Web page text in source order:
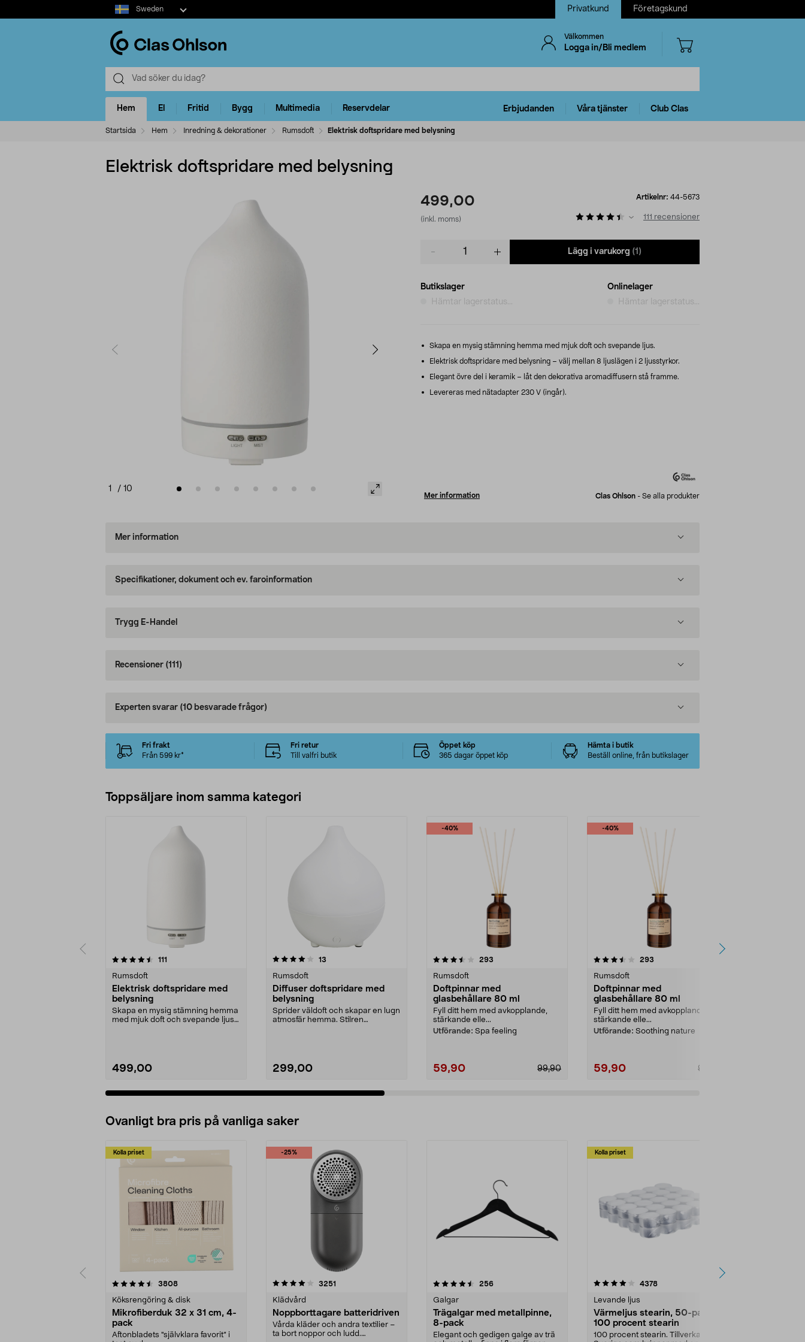
Select
market
Sweden Privatkund Företagskund
Välkommen
Logga in/Bli medlem
Hem El Fritid Bygg Multimedia Reservdelar Erbjudanden Våra tjänster Club Clas
Startsida Hem Inredning & dekorationer Rumsdoft Elektrisk doftspridare med belysning
Elektrisk doftspridare med belysning
1 / 10
499,00
(inkl. moms)
Artikelnr: 44-5673
111 recensioner
Lägg i varukorg (1)
Butikslager
Hämtar lagerstatus...
Onlinelager
Hämtar lagerstatus...
Skapa en mysig stämning hemma med mjuk doft och svepande ljus.
Elektrisk doftspridare med belysning – välj mellan 8 ljuslägen i 2 ljusstyrkor.
Elegant övre del i keramik – låt den dekorativa aromadiffusern stå framme.
Levereras med nätadapter 230 V (ingår).
Mer information Clas Ohlson - Se alla produkter
Mer information
Specifikationer, dokument och ev. faroinformation
Trygg E-Handel
Recensioner (111)
Experten svarar (10 besvarade frågor)
Fri frakt
Från 599 kr*
Fri retur
Till valfri butik
Öppet köp
365 dagar öppet köp
Hämta i butik
Beställ online, från butikslager
Toppsäljare inom samma kategori
111
Rumsdoft
Elektrisk doftspridare med
belysning
Skapa en mysig stämning hemma
med mjuk doft och svepande ljus.
499,00
4.0 av 5 stjärnor 13
Rumsdoft
Diffuser doftspridare med
belysning
Sprider väldoft och skapar en lugn
atmosfär hemma. Stilren
299,00
-40%
3.5 av 5 stjärnor 293
Rumsdoft
Doftpinnar med
glasbehållare 80 ml
Fyll ditt hem med avkopplande,
stärkande elle...
Utförande: Spa feeling
59,90 99,90
-40%
3.5 av 5 stjärnor 293
Rumsdoft
Doftpinnar med
glasbehållare 80 ml
Fyll ditt hem med avkopplande,
stärkande elle...
Utförande: Soothing nature
59,90 99,90
3.5 av 5 stjärnor
Ovanligt bra pris på vanliga saker
Kolla priset
3808recensioner
Köksrengöring & disk
Mikrofiberduk 32 x 31 cm, 4-
pack
Aftonbladets "självklara favorit” i
-25%
4.0av 5 stjärnor 3251
Klädvård
Noppborttagare batteridriven
Vårda kläder och andra textilier –
ta bort noppor och ludd.
4.5av 5 stjärnor 256recensioner
Galgar
Trägalgar med metallpinne,
8-pack
Elegant och gedigen galge av trä
Kolla priset
4.0av 5 stjärnor 4378recensioner
Levande ljus
Värmeljus stearin, 50-pack,
100 procent stearin
100 procent stearin. Tillverkade i
4.5av 5 stjärnor